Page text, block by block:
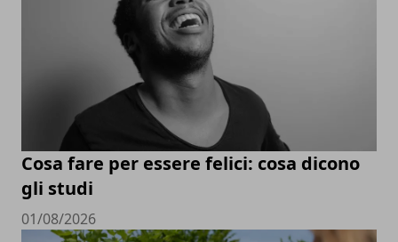
Cosa fare per essere felici: cosa dicono
gli studi
01/08/2026